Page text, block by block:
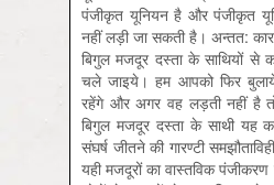
पंजीकृत यूनियन है और पंजीकृत
नहीं लड़ी जा सकती है। अन्तत:
बिगुल मजदूर दस्ता के साथियों से
चले जाइये। हम आपको फिर
रहेंगे और अगर वह लड़ती नहीं है
बिगुल मजदूर दस्ता के साथी यह
संघर्ष जीतने की गारण्टी
यही मजदूरों का वास्तविक पंजीकरण